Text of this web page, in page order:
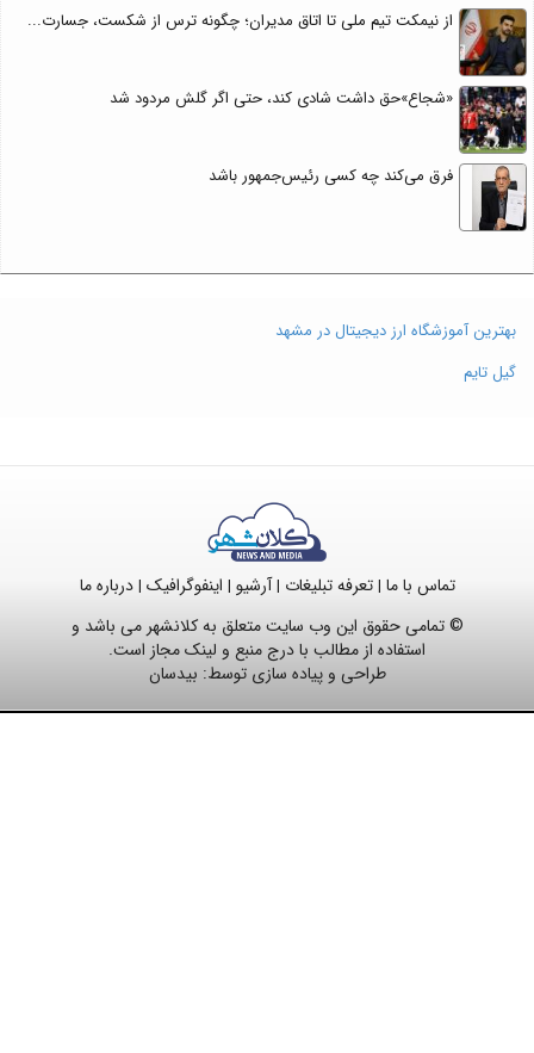
از نیمکت تیم ملی تا اتاق مدیران؛ چگونه ترس از شکست، جسارت...
«شجاع»حق داشت شادی کند، حتی اگر گلش مردود شد
فرق می‌کند چه کسی رئیس‌جمهور باشد
بهترین آموزشگاه ارز دیجیتال در مشهد
گیل تایم
تماس با ما |تعرفه تبلیغات |آرشیو | اینفوگرافیک |درباره ما
© تمامی حقوق این وب سایت متعلق به کلانشهر می باشد و
استفاده از مطالب با درج منبع و لینک مجاز است.
طراحی و پیاده سازی توسط: بیدسان